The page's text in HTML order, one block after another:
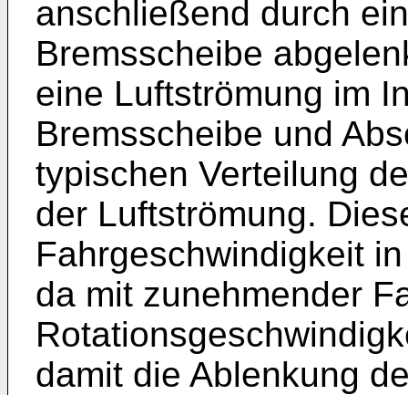
anschließend durch
Bremsscheibe
eine Luftströmung im
Bremsscheibe und
typischen Verteilung
der Luftströmung.
Fahrgeschwindigkeit
da mit zunehmender
damit die Ablenkung